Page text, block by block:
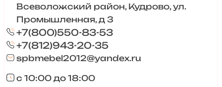
Всеволожский район, Кудрово, ул.
Промышленная, д 3
+7(800)550-83-53
+7(812)943-20-35
spbmebel2012@yandex.ru
с 10:00 до 18:00